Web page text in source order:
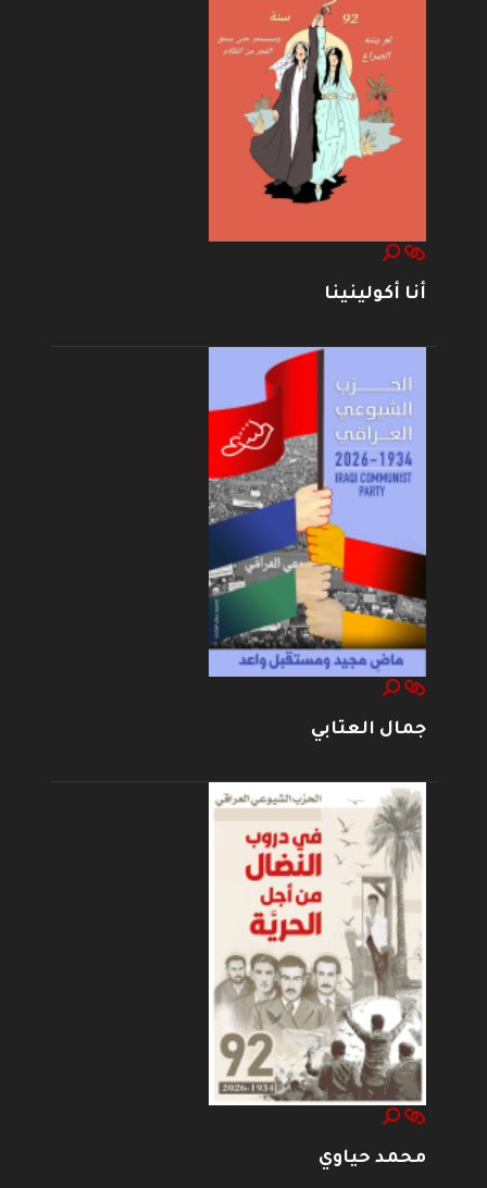
أنا أكولينينا
جمال العتابي
محمد حياوي